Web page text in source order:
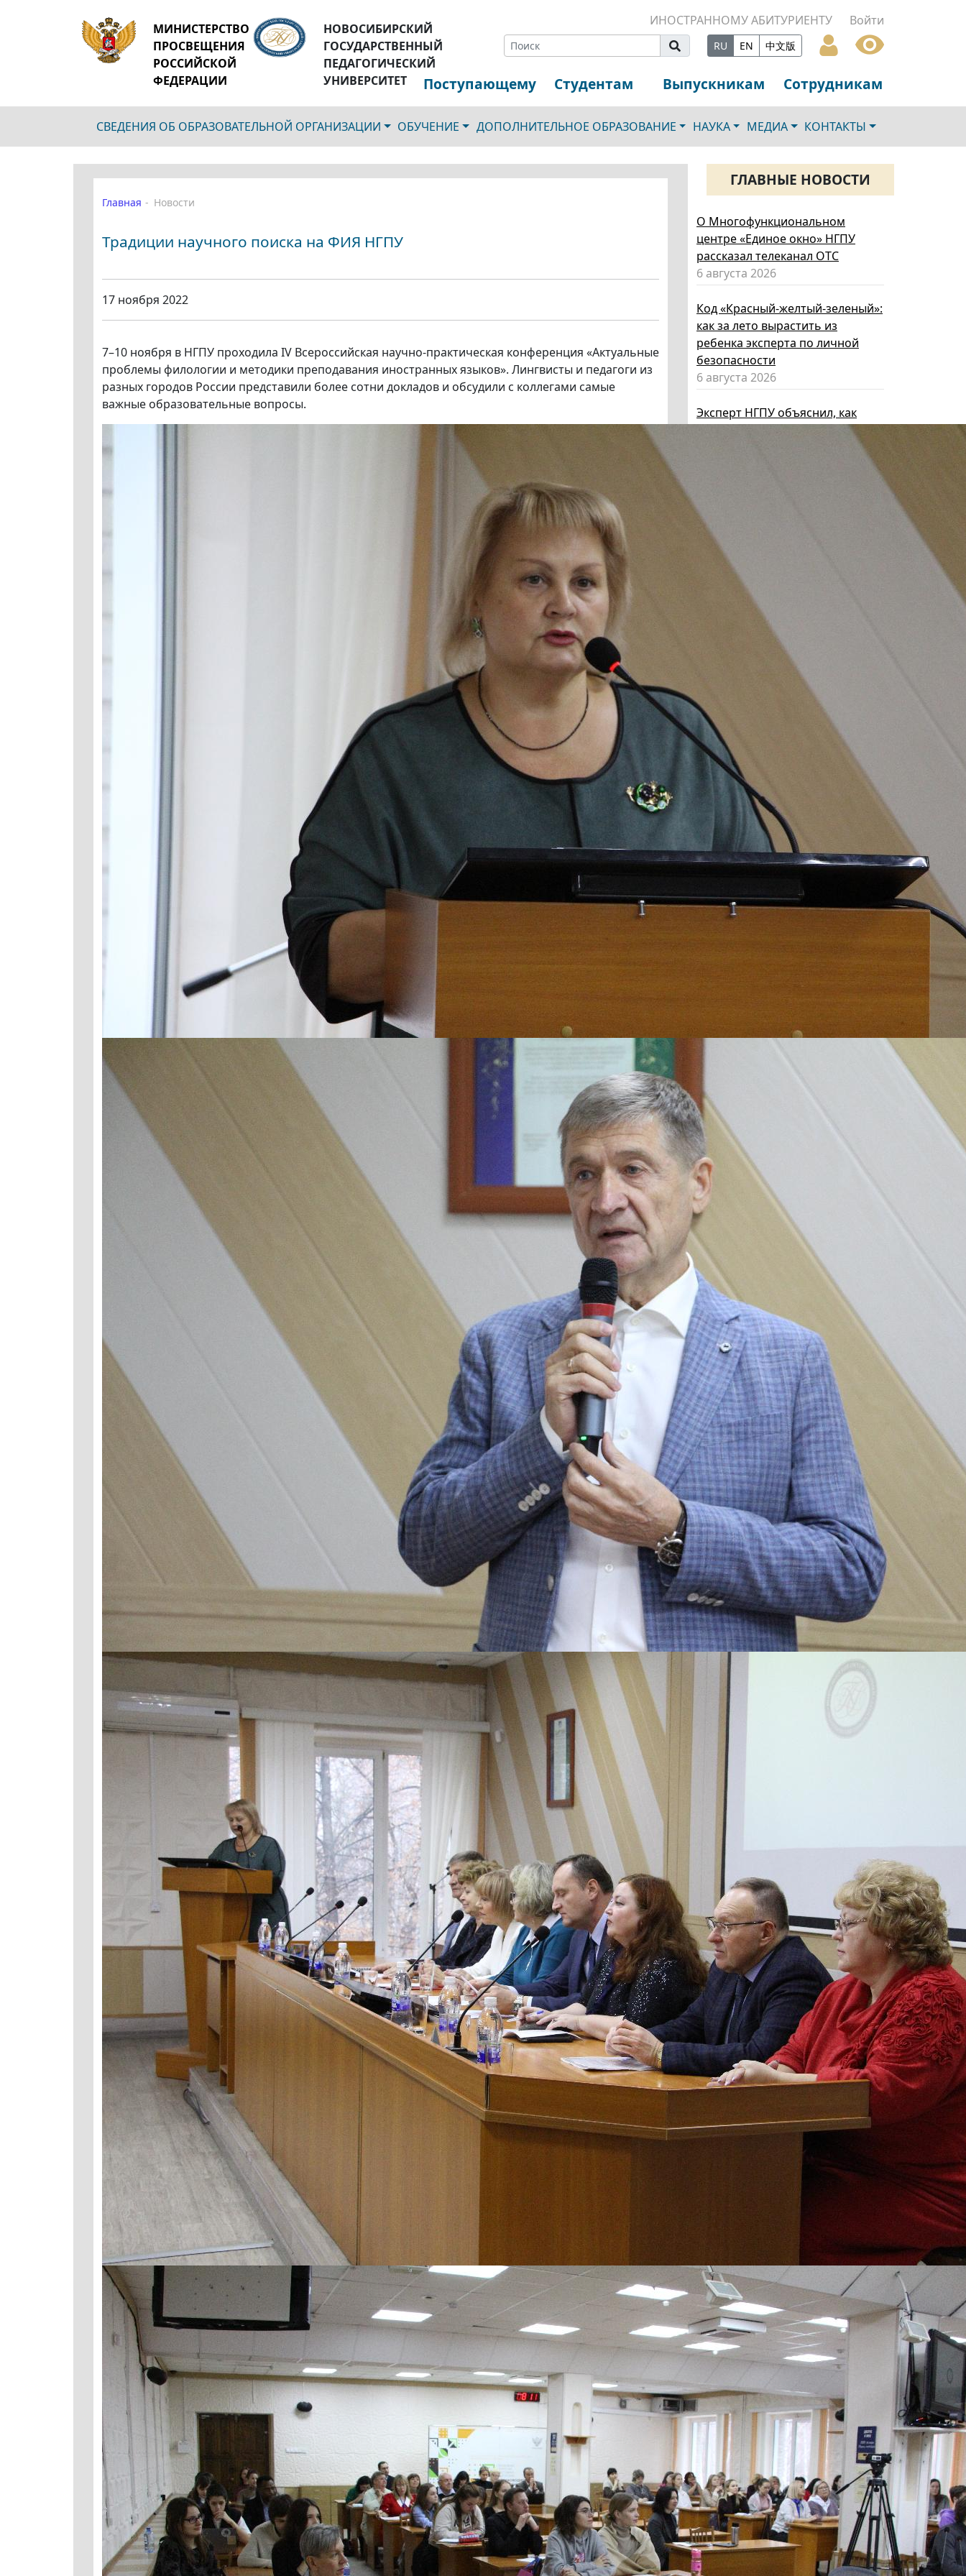
МИНИСТЕРСТВО
ПРОСВЕЩЕНИЯ
РОССИЙСКОЙ
ФЕДЕРАЦИИ
НОВОСИБИРСКИЙ
ГОСУДАРСТВЕННЫЙ
ПЕДАГОГИЧЕСКИЙ
УНИВЕРСИТЕТ
ИНОСТРАННОМУ АБИТУРИЕНТУ Войти
RU EN 中文版
Поступающему Студентам Выпускникам Сотрудникам
СВЕДЕНИЯ ОБ ОБРАЗОВАТЕЛЬНОЙ ОРГАНИЗАЦИИ ОБУЧЕНИЕ ДОПОЛНИТЕЛЬНОЕ ОБРАЗОВАНИЕ НАУКА МЕДИА КОНТАКТЫ
Главная Новости
Традиции научного поиска на ФИЯ НГПУ
17 ноября 2022
7–10 ноября в НГПУ проходила IV Всероссийская научно-практическая конференция «Актуальные
проблемы филологии и методики преподавания иностранных языков». Лингвисты и педагоги из
разных городов России представили более сотни докладов и обсудили с коллегами самые
важные образовательные вопросы.
ГЛАВНЫЕ НОВОСТИ
О Многофункциональном
центре «Единое окно» НГПУ
рассказал телеканал ОТС
6 августа 2026
Код «Красный-желтый-зеленый»:
как за лето вырастить из
ребенка эксперта по личной
безопасности
6 августа 2026
Эксперт НГПУ объяснил, как
выбрать «умные» очки и как ими
Директор ИИГСО НГПУ:
региональный компонент курса
«Россия – мои горизонты»
поможет школьникам с
выбором актуальной профессии
5 августа 2026
НГПУ ждет первокурсников на
собрания по зачислению
В НГПУ состоялось зачисление
первокурсников по целевой,
отдельной и особой квотам
3 августа 2026